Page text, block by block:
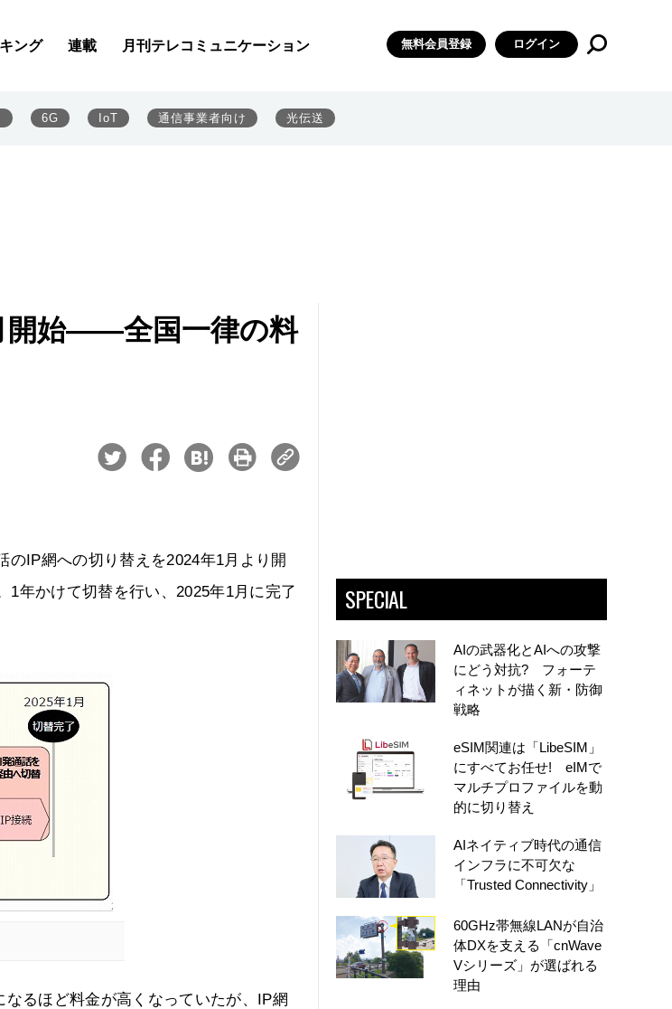
ング 連載 月刊テレコミュニケーション 無料会員登録 ログイン
6G IoT 通信事業者向け 光伝送
開始――全国一律の料
のIP網への切り替えを2024年1月より開
年かけて切替を行い、2025年1月に完了
るほど料金が高くなっていたが、IP網
SPECIAL
AIの武器化とAIへの攻撃
にどう対抗? フォーテ
ィネットが描く新・防御
戦略
eSIM関連は「LibeSIM」
にすべてお任せ! eIMで
マルチプロファイルを動
的に切り替え
AIネイティブ時代の通信
インフラに不可欠な
「Trusted Connectivity」
60GHz帯無線LANが自治
体DXを支える「cnWave
Vシリーズ」が選ばれる
理由